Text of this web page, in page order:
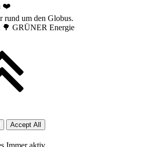
❤️
rund um den Globus.
🌳 GRÜNER Energie
Accept All
Immer aktiv